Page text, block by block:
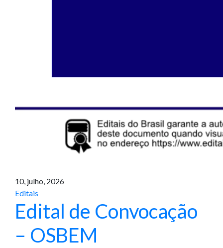
10, julho, 2026
Editais
Edital de Convocação
– OSBEM